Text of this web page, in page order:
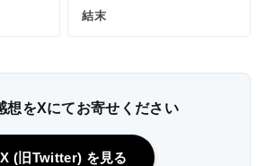
結末
想をXにてお寄せください
X (旧Twitter) を見る